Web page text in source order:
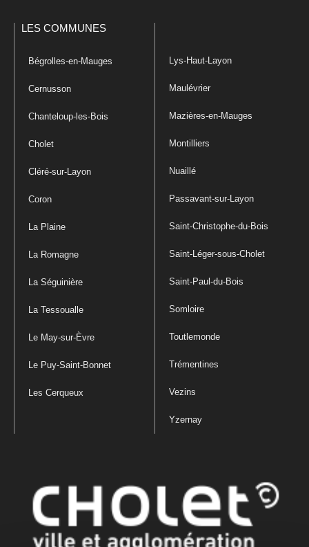
LES COMMUNES
Bégrolles-en-Mauges
Cernusson
Chanteloup-les-Bois
Cholet
Cléré-sur-Layon
Coron
La Plaine
La Romagne
La Séguinière
La Tessoualle
Le May-sur-Èvre
Le Puy-Saint-Bonnet
Les Cerqueux
Lys-Haut-Layon
Maulévrier
Mazières-en-Mauges
Montilliers
Nuaillé
Passavant-sur-Layon
Saint-Christophe-du-Bois
Saint-Léger-sous-Cholet
Saint-Paul-du-Bois
Somloire
Toutlemonde
Trémentines
Vezins
Yzernay